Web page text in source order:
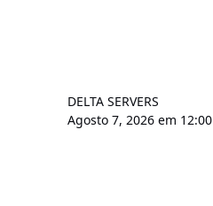
DELTA SERVERS
Agosto 7, 2026 em 12:00